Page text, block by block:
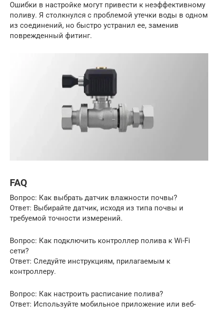
Ошибки в настройке могут привести к неэффективному
поливу. Я столкнулся с проблемой утечки воды в одном
из соединений, но быстро устранил ее, заменив
поврежденный фитинг.
FAQ
Вопрос: Как выбрать датчик влажности почвы?
Ответ: Выбирайте датчик, исходя из типа почвы и
требуемой точности измерений.
Вопрос: Как подключить контроллер полива к Wi-Fi
сети?
Ответ: Следуйте инструкциям, прилагаемым к
контроллеру.
Вопрос: Как настроить расписание полива?
Ответ: Используйте мобильное приложение или веб-